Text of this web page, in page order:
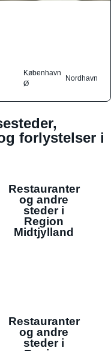
København
Ø
Nordhavn
forlystelser i
Restauranter
og andre
steder i
Region
Midtjylland
Restauranter
og andre
steder i